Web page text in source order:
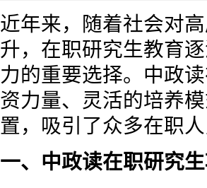
近年来，随着社会对
升，在职研究生教育
力的重要选择。中政
资力量、灵活的培养
置，吸引了众多在职
一、中政读在职研究